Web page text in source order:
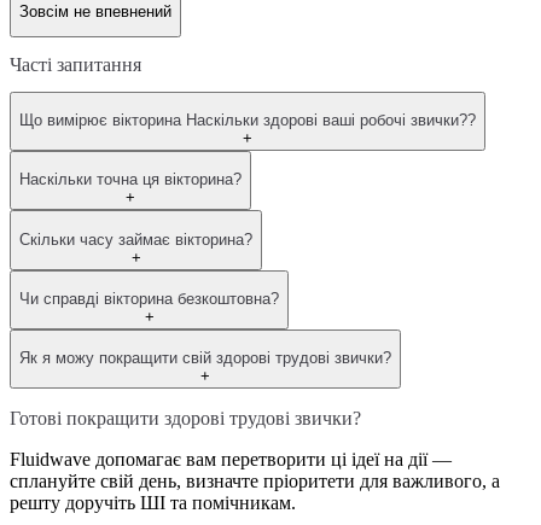
Зовсім не впевнений
Часті запитання
Що вимірює вікторина Наскільки здорові ваші робочі звички??
+
Наскільки точна ця вікторина?
+
Скільки часу займає вікторина?
+
Чи справді вікторина безкоштовна?
+
Як я можу покращити свій здорові трудові звички?
+
Готові покращити здорові трудові звички?
Fluidwave допомагає вам перетворити ці ідеї на дії —
сплануйте свій день, визначте пріоритети для важливого, а
решту доручіть ШІ та помічникам.